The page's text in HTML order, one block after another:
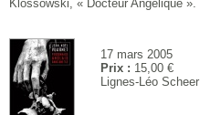
17 mars 2005
Prix : 15,00 €
Lignes-Léo Scheer
Klossowski, « Docteur Angélique ».